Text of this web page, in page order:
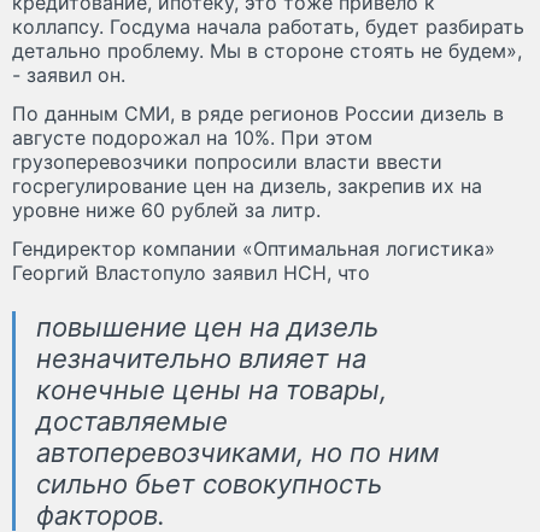
коллапсу. Госдума начала работать, будет разбирать
детально проблему. Мы в стороне стоять не будем»,
- заявил он.
По данным СМИ, в ряде регионов России дизель в
августе подорожал на 10%. При этом
грузоперевозчики попросили власти ввести
госрегулирование цен на дизель, закрепив их на
уровне ниже 60 рублей за литр.
Гендиректор компании «Оптимальная логистика»
Георгий Властопуло заявил НСН, что
повышение цен на дизель
незначительно влияет на
конечные цены на товары,
доставляемые
автоперевозчиками, но по ним
сильно бьет совокупность
факторов.